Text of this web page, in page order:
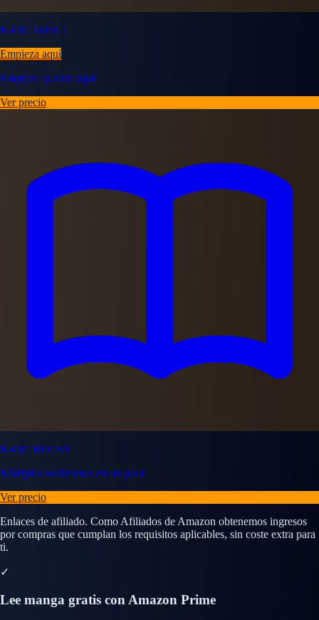
K-On! Tomo 1
Empieza aquí
Empieza la serie aquí
Ver precio
K-On! Box Set
Múltiples volúmenes en un pack
Ver precio
Enlaces de afiliado. Como Afiliados de Amazon obtenemos ingresos
por compras que cumplan los requisitos aplicables, sin coste extra para
ti.
✓
Lee manga gratis con Amazon Prime